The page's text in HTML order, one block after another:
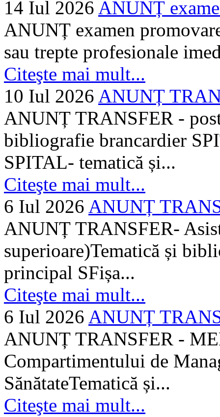
14 Iul 2026 ANUNȚ
ANUNȚ examen
sau trepte profesionale
Citeşte mai mult...
10 Iul 2026 ANUNȚ
ANUNȚ TRANSFER -
bibliografie brancardier
SPITAL- tematică și...
Citeşte mai mult...
6 Iul 2026 ANUNȚ
ANUNȚ TRANSFER-
superioare)Tematică și
principal SFișa...
Citeşte mai mult...
6 Iul 2026 ANUNȚ
ANUNȚ TRANSFER -
Compartimentului de
SănătateTematică și...
Citeşte mai mult...